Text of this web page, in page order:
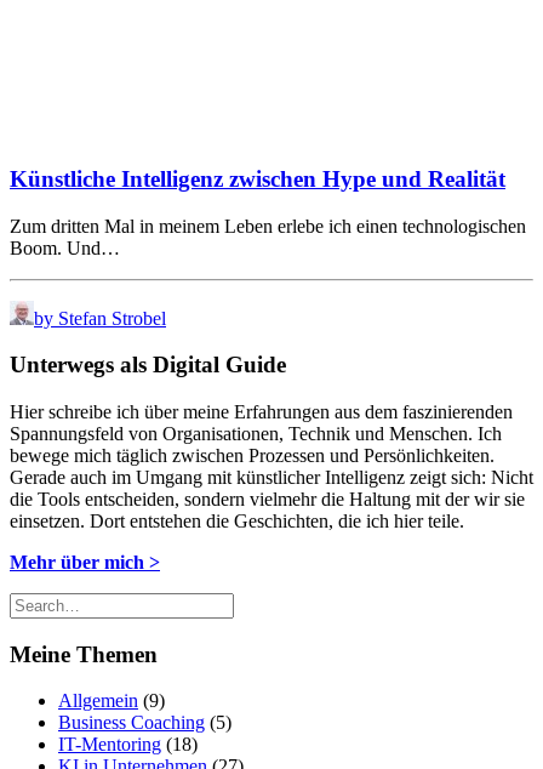
Künstliche Intelligenz zwischen Hype und Realität
Zum dritten Mal in meinem Leben erlebe ich einen technologischen
Boom. Und…
by Stefan Strobel
Unterwegs als Digital Guide
Hier schreibe ich über meine Erfahrungen aus dem faszinierenden
Spannungsfeld von Organisationen, Technik und Menschen. Ich
bewege mich täglich zwischen Prozessen und Persönlichkeiten.
Gerade auch im Umgang mit künstlicher Intelligenz zeigt sich: Nicht
die Tools entscheiden, sondern vielmehr die Haltung mit der wir sie
einsetzen. Dort entstehen die Geschichten, die ich hier teile.
Mehr über mich >
Meine Themen
Allgemein (9)
Business Coaching (5)
IT-Mentoring (18)